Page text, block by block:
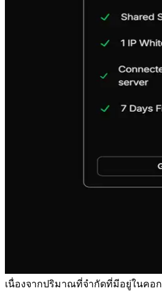
เนื่องจากปริมาณที่จํากัดที่มีอยู่ในคอ